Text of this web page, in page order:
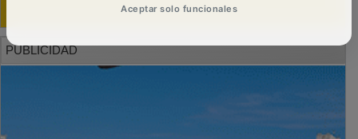
PUBLICIDAD
Aceptar solo funcionales